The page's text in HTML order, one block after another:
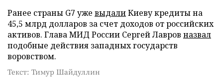
Ранее страны G7 уже выдалиКиеву кредиты на
45,5 млрд долларов за счет доходов от российских
активов. Глава МИД России Сергей Лавров назвал
подобные действия западных государств
воровством.
Текст: Тимур Шайдуллин